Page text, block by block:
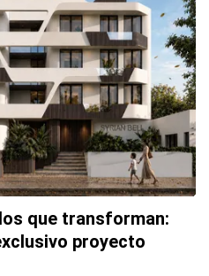
que transforman:
proyecto